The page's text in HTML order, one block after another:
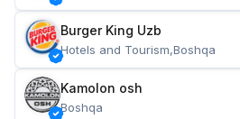
Burger King Uzb
Hotels and Tourism,Boshqa
Kamolon osh
Boshqa